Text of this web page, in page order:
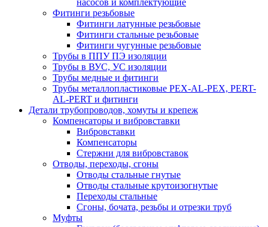
насосов и комплектующие
Фитинги резьбовые
Фитинги латунные резьбовые
Фитинги стальные резьбовые
Фитинги чугунные резьбовые
Трубы в ППУ ПЭ изоляции
Трубы в ВУС, УС изоляции
Трубы медные и фитинги
Трубы металлопластиковые PEX-AL-PEX, PERT-
AL-PERT и фитинги
Детали трубопроводов, хомуты и крепеж
Компенсаторы и вибровставки
Вибровставки
Компенсаторы
Стержни для вибровставок
Отводы, переходы, сгоны
Отводы стальные гнутые
Отводы стальные крутоизогнутые
Переходы стальные
Сгоны, бочата, резьбы и отрезки труб
Муфты